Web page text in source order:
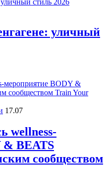
уличный
17.07
wellness-
& BEATS
сообществом